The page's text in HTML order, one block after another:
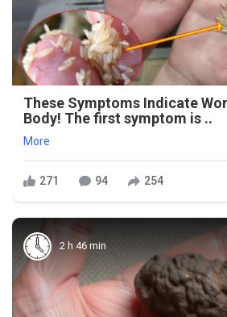
These Symptoms Indicate
Body! The first symptom is ..
More
271 94 254
2 h 46 min